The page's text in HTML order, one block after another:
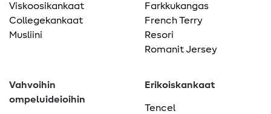
Viskoosikankaat
Collegekankaat
Musliini
Farkkukangas
French Terry
Resori
Romanit Jersey
Vahvoihin
ompeluideioihin
Erikoiskankaat
Tencel